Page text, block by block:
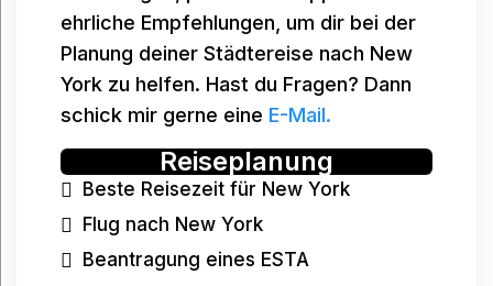
ehrliche Empfehlungen, um dir bei der
Planung deiner Städtereise nach New
York zu helfen. Hast du Fragen? Dann
schick mir gerne eine E-Mail.
Reiseplanung
Beste Reisezeit für New York
Flug nach New York
Beantragung eines ESTA